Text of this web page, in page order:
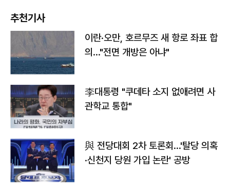
추천기사
이란·오만, 호르무즈 새 항로 좌표 합
의…"전면 개방은 아냐"
李대통령 "쿠데타 소지 없애려면 사
관학교 통합"
與 전당대회 2차 토론회…'탈당 의혹
·신천지 당원 가입 논란' 공방